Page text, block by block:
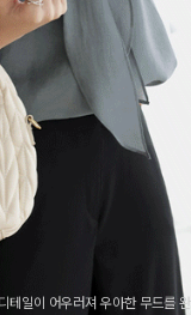
테일이 어우러져 우아한 무드를